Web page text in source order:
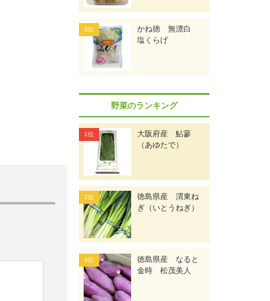
かね徳 無漂白
塩くらげ
野菜のランキング
大阪府産 鮎蓼
（あゆたで）
徳島県産 渭東ね
ぎ（いとうねぎ）
徳島県産 なると
金時 松茂美人